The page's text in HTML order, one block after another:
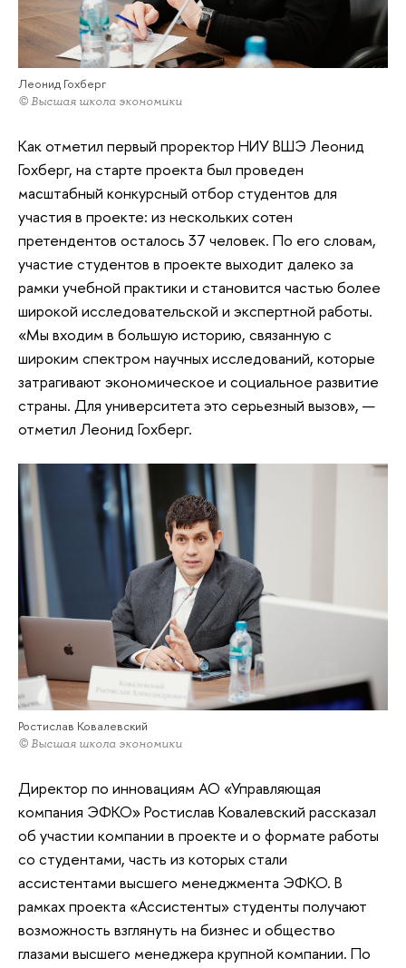
Леонид Гохберг
© Высшая школа экономики
Как отметил первый проректор НИУ ВШЭ Леонид
Гохберг, на старте проекта был проведен
масштабный конкурсный отбор студентов для
участия в проекте: из нескольких сотен
претендентов осталось 37 человек. По его словам,
участие студентов в проекте выходит далеко за
рамки учебной практики и становится частью более
широкой исследовательской и экспертной работы.
«Мы входим в большую историю, связанную с
широким спектром научных исследований, которые
затрагивают экономическое и социальное развитие
страны. Для университета это серьезный вызов», —
отметил Леонид Гохберг.
Ростислав Ковалевский
© Высшая школа экономики
Директор по инновациям АО «Управляющая
компания ЭФКО» Ростислав Ковалевский рассказал
об участии компании в проекте и о формате работы
со студентами, часть из которых стали
ассистентами высшего менеджмента ЭФКО. В
рамках проекта «Ассистенты» студенты получают
возможность взглянуть на бизнес и общество
глазами высшего менеджера крупной компании. По